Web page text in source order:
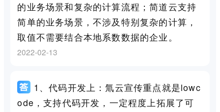
的业务场景和复杂的计算流程；简道云支持
简单的业务场景，不涉及特别复杂的计算，
取值不需要结合本地系数数据的企业。
2022-02-13
1、代码开发上：氚云宣传重点就是lowc
ode，支持代码开发，一定程度上拓展了可